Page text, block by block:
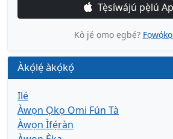
Tẹ̀síwájú pẹ̀lú
Kò jẹ́ ọmọ ẹgbẹ́?
Àkọ́lẹ́ àkọ́kọ́
Ilé
Àwọn Ọkọ Omi Fún Tà
Àwọn Ìfẹ́ràn